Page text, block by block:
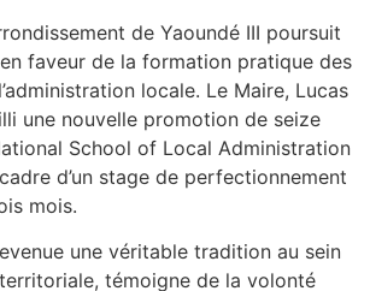
de Yaoundé III poursuit
faveur de la formation pratique des
locale. Le Maire, Lucas
une nouvelle promotion de seize
School of Local Administration
d’un stage de perfectionnement
mois.
une véritable tradition au sein
témoigne de la volonté